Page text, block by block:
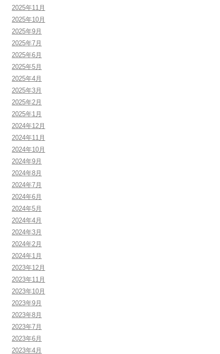
2025年11月
2025年10月
2025年9月
2025年7月
2025年6月
2025年5月
2025年4月
2025年3月
2025年2月
2025年1月
2024年12月
2024年11月
2024年10月
2024年9月
2024年8月
2024年7月
2024年6月
2024年5月
2024年4月
2024年3月
2024年2月
2024年1月
2023年12月
2023年11月
2023年10月
2023年9月
2023年8月
2023年7月
2023年6月
2023年4月